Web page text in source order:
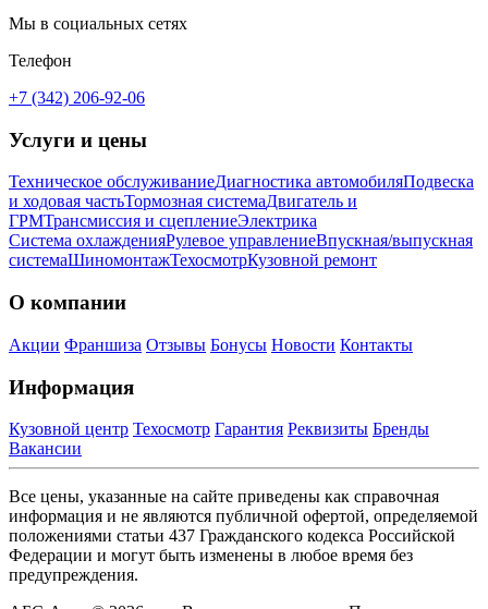
Мы в социальных сетях
Телефон
+7 (342) 206-92-06
Услуги и цены
Техническое обслуживаниеДиагностика автомобиляПодвеска
и ходовая частьТормозная системаДвигатель и
ГРМТрансмиссия и сцеплениеЭлектрика
Система охлажденияРулевое управлениеВпускная/выпускная
системаШиномонтажТехосмотрКузовной ремонт
О компании
Акции Франшиза Отзывы Бонусы Новости Контакты
Информация
Кузовной центр Техосмотр Гарантия Реквизиты Бренды
Вакансии
Все цены, указанные на сайте приведены как справочная
информация и не являются публичной офертой, определяемой
положениями статьи 437 Гражданского кодекса Российской
Федерации и могут быть изменены в любое время без
предупреждения.